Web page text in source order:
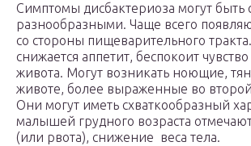
Симптомы дисбактериоза могут быть
разнообразными. Чаще всего
со стороны пищеварительного
снижается аппетит, беспокоит
живота. Могут возникать ноющие,
животе, более выраженные во
Они могут иметь схваткообразный
малышей грудного возраста
(или рвота), снижение веса тела.